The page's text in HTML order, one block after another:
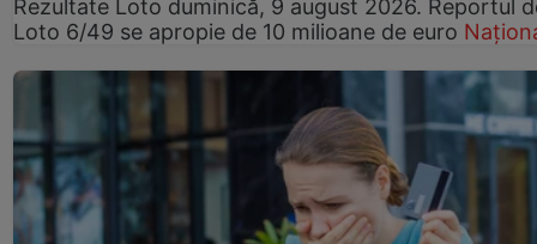
Rezultate Loto duminică, 9 august 2026. Reportul
Loto 6/49 se apropie de 10 milioane de euro